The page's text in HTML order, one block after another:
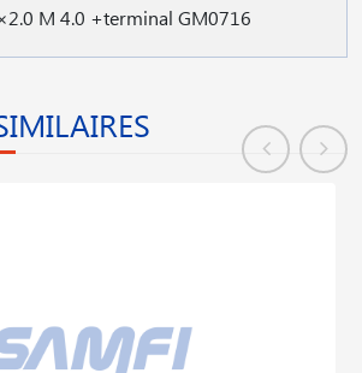
M 4.0 +terminal GM0716